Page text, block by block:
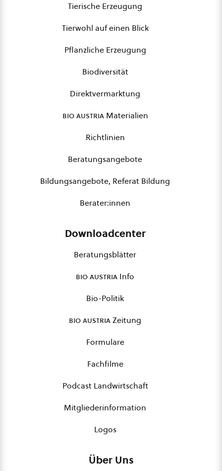
Tierische Erzeugung
Tierwohl auf einen Blick
Pflanzliche Erzeugung
Biodiversität
Direktvermarktung
bio austriaMaterialien
Richtlinien
Beratungsangebote
Bildungsangebote, Referat Bildung
Berater:innen
Downloadcenter
Beratungsblätter
bio austria Info
Bio-Politik
bio austriaZeitung
Formulare
Fachfilme
Podcast Landwirtschaft
Mitgliederinformation
Logos
Über Uns